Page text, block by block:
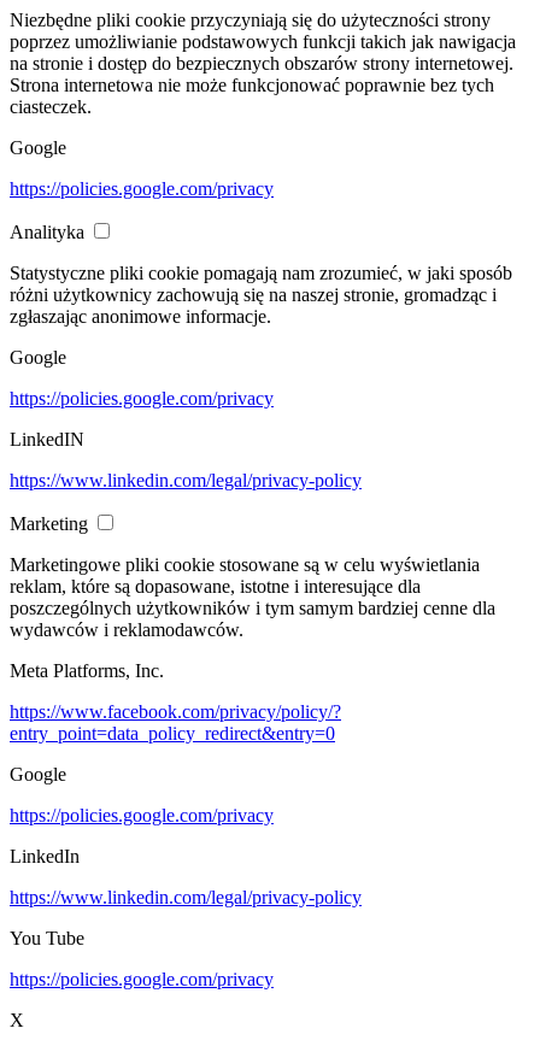
Niezbędne pliki cookie przyczyniają się do użyteczności strony
poprzez umożliwianie podstawowych funkcji takich jak nawigacja
na stronie i dostęp do bezpiecznych obszarów strony internetowej.
Strona internetowa nie może funkcjonować poprawnie bez tych
ciasteczek.
Google
https://policies.google.com/privacy
Analityka
Statystyczne pliki cookie pomagają nam zrozumieć, w jaki sposób
różni użytkownicy zachowują się na naszej stronie, gromadząc i
zgłaszając anonimowe informacje.
Google
https://policies.google.com/privacy
LinkedIN
https://www.linkedin.com/legal/privacy-policy
Marketing
Marketingowe pliki cookie stosowane są w celu wyświetlania
reklam, które są dopasowane, istotne i interesujące dla
poszczególnych użytkowników i tym samym bardziej cenne dla
wydawców i reklamodawców.
Meta Platforms, Inc.
https://www.facebook.com/privacy/policy/?
entry_point=data_policy_redirect&entry=0
Google
https://policies.google.com/privacy
LinkedIn
https://www.linkedin.com/legal/privacy-policy
You Tube
https://policies.google.com/privacy
X